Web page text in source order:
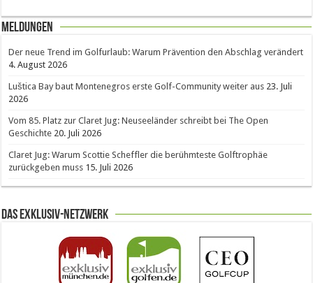
Meldungen
Der neue Trend im Golfurlaub: Warum Prävention den Abschlag verändert
4. August 2026
Luštica Bay baut Montenegros erste Golf-Community weiter aus 23. Juli
2026
Vom 85. Platz zur Claret Jug: Neuseeländer schreibt bei The Open
Geschichte 20. Juli 2026
Claret Jug: Warum Scottie Scheffler die berühmteste Golftrophäe
zurückgeben muss 15. Juli 2026
Das Exklusiv-Netzwerk